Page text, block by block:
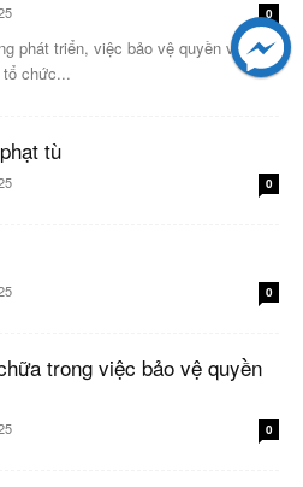
0
phát triển, việc bảo vệ quyền và lợi
tổ chức...
tù
0
0
trong việc bảo vệ quyền
0